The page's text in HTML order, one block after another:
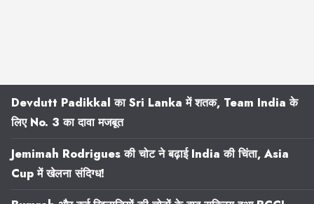
Devdutt Padikkal का Sri Lanka में शतक, Team India के
लिए No. 3 का दावा मजबूत
Jemimah Rodrigues की चोट ने बढ़ाई India की चिंता, Asia
Cup में खेलना संदिग्ध!